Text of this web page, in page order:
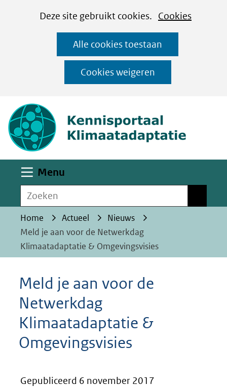
CookiesDeze site gebruikt cookies. Cookies
op
deze
website
worden
toegestaan
geweigerd.
Alle cookies toestaan
Cookies weigeren
Ga
naar
de
inhoud
Menu
Zoeken
Home Actueel
Nieuws
Meld je aan voor de Netwerkdag
Klimaatadaptatie & Omgevingsvisies
Meld je aan voor de
Netwerkdag
Klimaatadaptatie &
Omgevingsvisies
Gepubliceerd 6 november 2017